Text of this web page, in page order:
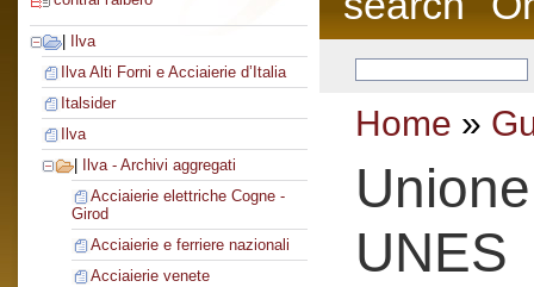
Ilva
Ilva Alti Forni e Acciaierie d’Italia
Italsider
Ilva
Ilva - Archivi aggregati
Acciaierie elettriche Cogne -
Girod
Acciaierie e ferriere nazionali
Acciaierie venete
Home »
UNES